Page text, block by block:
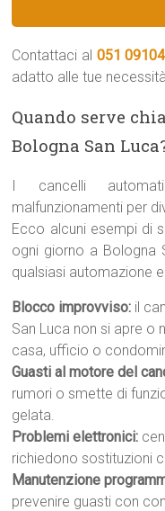
Contattaci al 051
adatto alle tue
Quando serve
Bologna San
I cancelli
malfunzionamenti per
Ecco alcuni esempi di
ogni giorno a Bologna
qualsiasi automazione
Blocco improvviso: il
San Luca non si apre o
casa, ufficio o
Guasti al motore del
rumori o smette di
gelata.
Problemi elettronici:
richiedono sostituzioni
Manutenzione
prevenire guasti con